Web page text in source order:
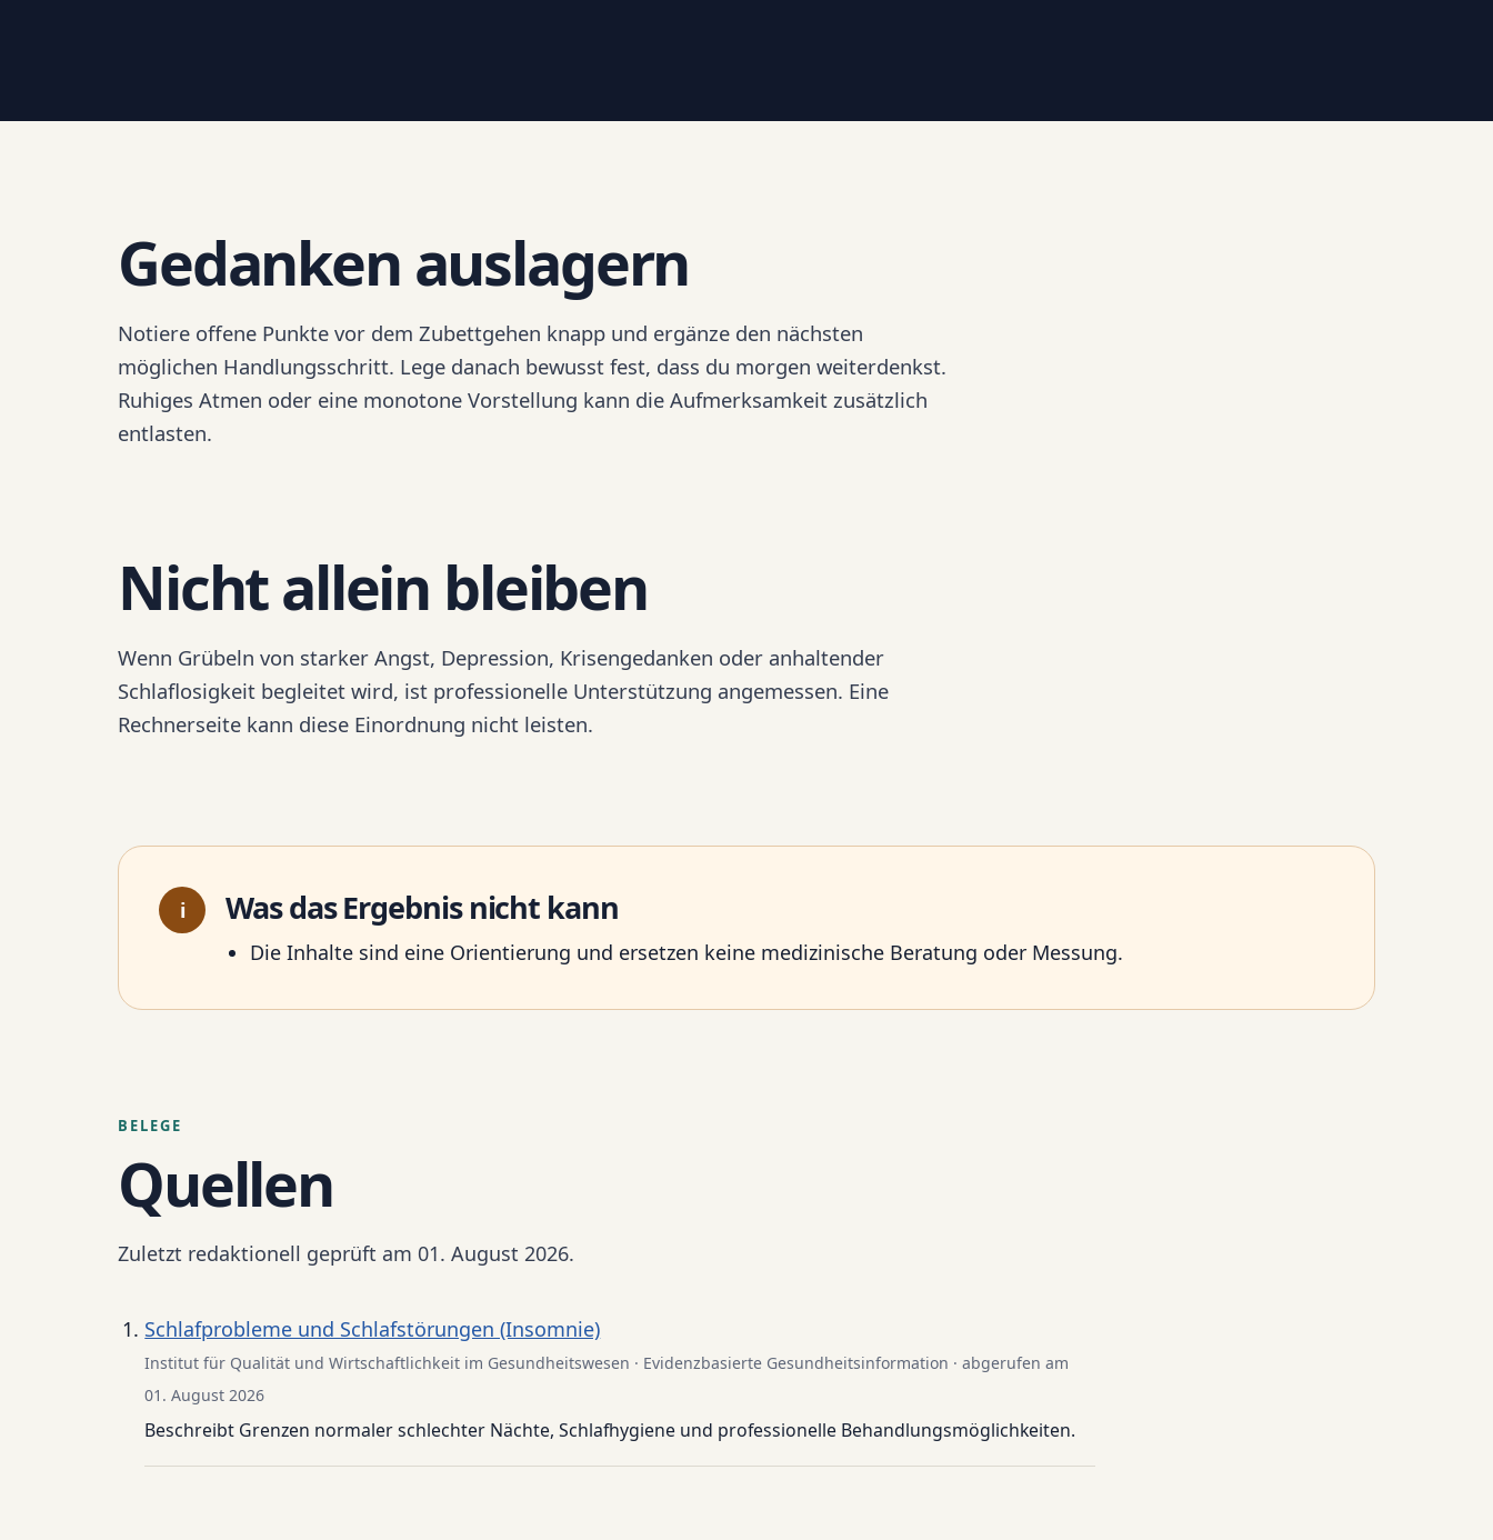
Gedanken auslagern
Notiere offene Punkte vor dem Zubettgehen knapp und ergänze den nächsten
möglichen Handlungsschritt. Lege danach bewusst fest, dass du morgen weiterdenkst.
Ruhiges Atmen oder eine monotone Vorstellung kann die Aufmerksamkeit zusätzlich
entlasten.
Nicht allein bleiben
Wenn Grübeln von starker Angst, Depression, Krisengedanken oder anhaltender
Schlaflosigkeit begleitet wird, ist professionelle Unterstützung angemessen. Eine
Rechnerseite kann diese Einordnung nicht leisten.
i Was das Ergebnis nicht kann
Die Inhalte sind eine Orientierung und ersetzen keine medizinische Beratung oder Messung.
BELEGE
Quellen
Zuletzt redaktionell geprüft am 01. August 2026.
Schlafprobleme und Schlafstörungen (Insomnie)
Institut für Qualität und Wirtschaftlichkeit im Gesundheitswesen · Evidenzbasierte Gesundheitsinformation · abgerufen am
01. August 2026
Beschreibt Grenzen normaler schlechter Nächte, Schlafhygiene und professionelle Behandlungsmöglichkeiten.